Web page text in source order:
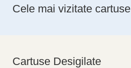
Cele mai vizitate cartuse
Cartuse Desigilate